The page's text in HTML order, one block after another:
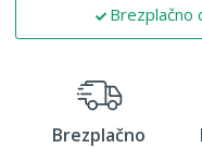
Brezplačno
Brezplačno